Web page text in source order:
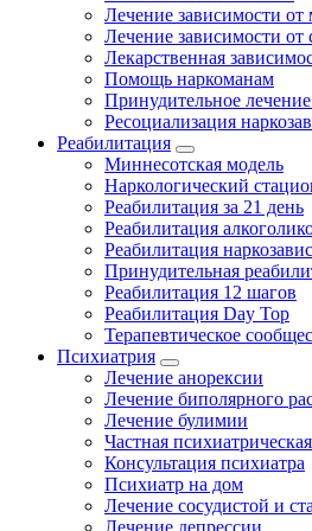
Лечение зависимости
Лечение зависимости от
Лекарственная
Помощь наркоманам
Принудительное
Ресоциализация
Реабилитация
Миннесотская модель
Наркологический
Реабилитация за 21 день
Реабилитация
Реабилитация
Принудительная
Реабилитация 12 шагов
Реабилитация Day Top
Терапевтическое
Психиатрия
Лечение анорексии
Лечение биполярного
Лечение булимии
Частная
Консультация психиатра
Психиатр на дом
Лечение сосудистой и
Лечение депрессии